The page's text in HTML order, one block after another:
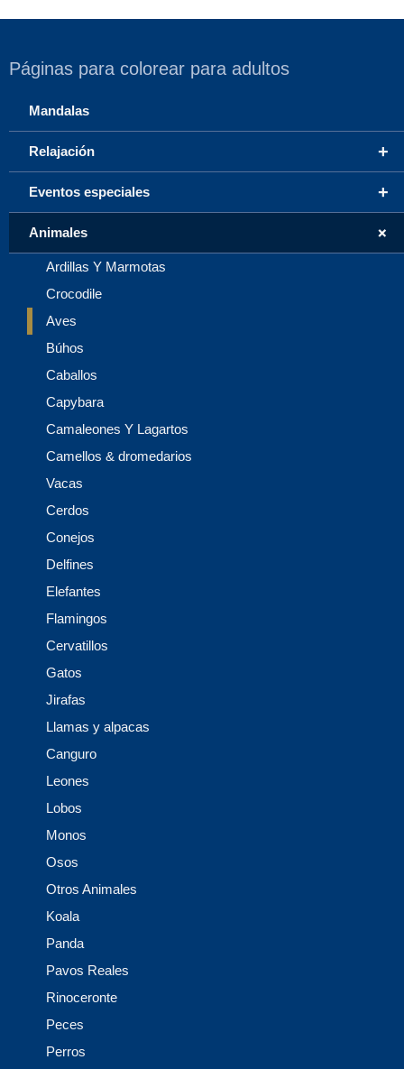
Páginas para colorear para adultos
Mandalas
+
Relajación
+
Eventos especiales
+
Animales
Ardillas Y Marmotas
Crocodile
Aves
Búhos
Caballos
Capybara
Camaleones Y Lagartos
Camellos & dromedarios
Vacas
Cerdos
Conejos
Delfines
Elefantes
Flamingos
Cervatillos
Gatos
Jirafas
Llamas y alpacas
Canguro
Leones
Lobos
Monos
Osos
Otros Animales
Koala
Panda
Pavos Reales
Rinoceronte
Peces
Perros